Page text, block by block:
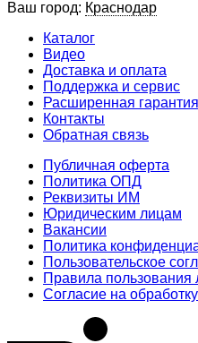
Ваш город: Краснодар
Каталог
Видео
Доставка и оплата
Поддержка и сервис
Расширенная гарантия
Контакты
Обратная связь
Публичная оферта
Политика ОПД
Реквизиты ИМ
Юридическим лицам
Вакансии
Политика
Пользовательское
Правила пользования
Согласие на